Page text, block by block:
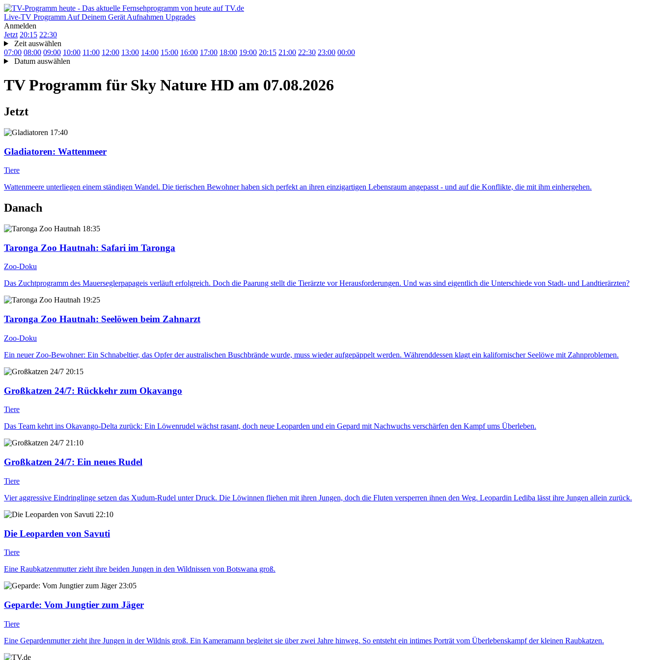
Live-TV Programm Auf Deinem Gerät Aufnahmen Upgrades
Anmelden
Jetzt 20:15 22:30
Zeit auswählen
07:00 08:00 09:00 10:00 11:00 12:00 13:00 14:00 15:00 16:00 17:00 18:00 19:00 20:15 21:00 22:30 23:00 00:00
Datum auswählen
TV Programm für Sky Nature HD am 07.08.2026
Jetzt
17:40
Gladiatoren: Wattenmeer
Tiere
Wattenmeere unterliegen einem ständigen Wandel. Die tierischen Bewohner haben sich perfekt an ihren einzigartigen Lebensraum angepasst - und auf die Konflikte, die mit ihm einhergehen.
Danach
18:35
Taronga Zoo Hautnah: Safari im Taronga
Zoo-Doku
Das Zuchtprogramm des Mauerseglerpapageis verläuft erfolgreich. Doch die Paarung stellt die Tierärzte vor Herausforderungen. Und was sind eigentlich die Unterschiede von Stadt- und Landtierärzten?
19:25
Taronga Zoo Hautnah: Seelöwen beim Zahnarzt
Zoo-Doku
Ein neuer Zoo-Bewohner: Ein Schnabeltier, das Opfer der australischen Buschbrände wurde, muss wieder aufgepäppelt werden. Währenddessen klagt ein kalifornischer Seelöwe mit Zahnproblemen.
20:15
Großkatzen 24/7: Rückkehr zum Okavango
Tiere
Das Team kehrt ins Okavango-Delta zurück: Ein Löwenrudel wächst rasant, doch neue Leoparden und ein Gepard mit Nachwuchs verschärfen den Kampf ums Überleben.
21:10
Großkatzen 24/7: Ein neues Rudel
Tiere
Vier aggressive Eindringlinge setzen das Xudum-Rudel unter Druck. Die Löwinnen fliehen mit ihren Jungen, doch die Fluten versperren ihnen den Weg. Leopardin Lediba lässt ihre Jungen allein zurück.
22:10
Die Leoparden von Savuti
Tiere
Eine Raubkatzenmutter zieht ihre beiden Jungen in den Wildnissen von Botswana groß.
23:05
Geparde: Vom Jungtier zum Jäger
Tiere
Eine Gepardenmutter zieht ihre Jungen in der Wildnis groß. Ein Kameramann begleitet sie über zwei Jahre hinweg. So entsteht ein intimes Porträt vom Überlebenskampf der kleinen Raubkatzen.